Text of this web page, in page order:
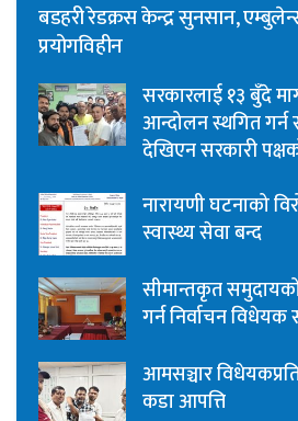
बडहरी रेडक्रस केन्द्र सुनसान,
प्रयोगविहीन
सरकारलाई १३ बुँदे
आन्दोलन स्थगित गर्न
देखिएन सरकारी
नारायणी घटनाको
स्वास्थ्य सेवा बन्द
सीमान्तकृत समुदायको
गर्न निर्वाचन
आमसञ्चार
कडा आपत्ति